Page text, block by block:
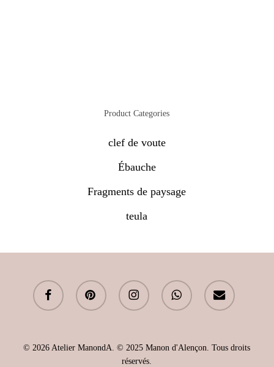
Product Categories
clef de voute
Ébauche
Fragments de paysage
teula
facebook pinterest instagram whatsapp email
© 2026 Atelier ManondA. © 2025 Manon d'Alençon. Tous droits
réservés.